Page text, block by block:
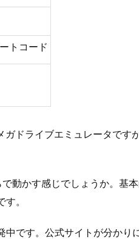
トコード
ドライブエミュレータです
動かす感じでしょうか。基
。
です。公式サイトが分かり